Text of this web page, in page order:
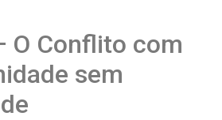
O Conflito com
sem